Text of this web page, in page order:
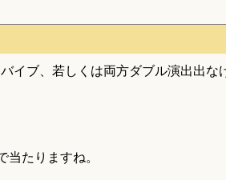
ブ、若しくは両方ダブル演出出な
たりますね。